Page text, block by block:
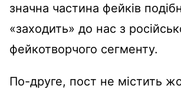
значна частина фейків
«заходить» до нас з
фейкотворчого сегменту.
По-друге, пост не містить